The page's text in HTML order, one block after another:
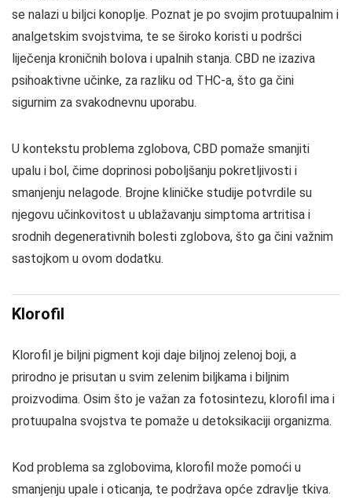
se nalazi u biljci konoplje. Poznat je po svojim protuupalnim i
analgetskim svojstvima, te se široko koristi u podršci
liječenja kroničnih bolova i upalnih stanja. CBD ne izaziva
psihoaktivne učinke, za razliku od THC-a, što ga čini
sigurnim za svakodnevnu uporabu.
U kontekstu problema zglobova, CBD pomaže smanjiti
upalu i bol, čime doprinosi poboljšanju pokretljivosti i
smanjenju nelagode. Brojne kliničke studije potvrdile su
njegovu učinkovitost u ublažavanju simptoma artritisa i
srodnih degenerativnih bolesti zglobova, što ga čini važnim
sastojkom u ovom dodatku.
Klorofil
Klorofil je biljni pigment koji daje biljnoj zelenoj boji, a
prirodno je prisutan u svim zelenim biljkama i biljnim
proizvodima. Osim što je važan za fotosintezu, klorofil ima i
protuupalna svojstva te pomaže u detoksikaciji organizma.
Kod problema sa zglobovima, klorofil može pomoći u
smanjenju upale i oticanja, te podržava opće zdravlje tkiva.